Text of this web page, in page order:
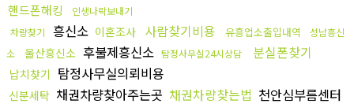
핸드폰해킹
인생나락보내기
차량찾기
흥신소 이혼조사 사람찾기비용 유흥업소출입내역
성남흥신
소
울산흥신소 후불제흥신소 탐정사무실24시상담 분실폰찾기
납치찾기 탐정사무실의뢰비용
신분세탁 채권차량찾아주는곳 채권차량찾는법 천안심부름센터